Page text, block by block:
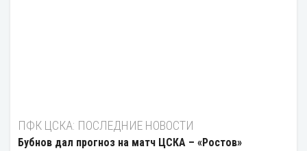
ПФК ЦСКА: ПОСЛЕДНИЕ НОВОСТИ
Бубнов дал прогноз на матч ЦСКА – «Ростов»